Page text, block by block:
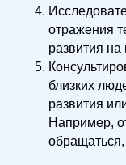
отражения
развития
близких
развития
Например,
обращаться,